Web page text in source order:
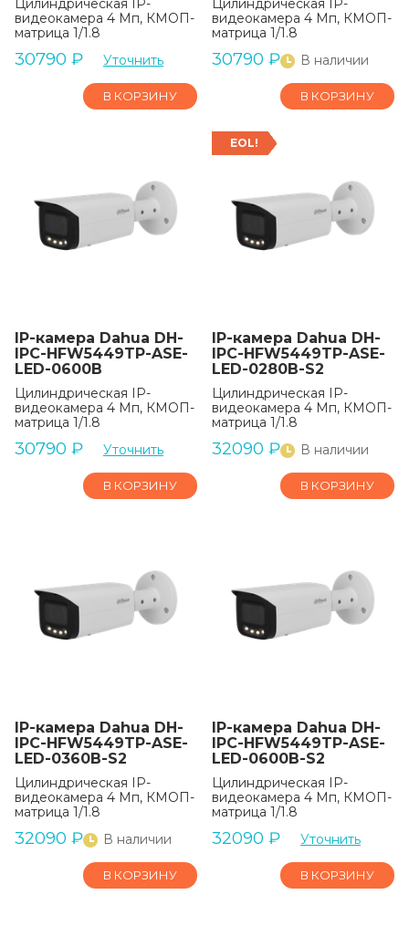
Цилиндрическая IP-
видеокамера 4 Мп, КМОП-
матрица 1/1.8
30790 ₽ Уточнить
В КОРЗИНУ
Цилиндрическая IP-
видеокамера 4 Мп, КМОП-
матрица 1/1.8
30790 ₽ В наличии
В КОРЗИНУ
IP-камера Dahua DH-
IPC-HFW5449TP-ASE-
LED-0600B
Цилиндрическая IP-
видеокамера 4 Мп, КМОП-
матрица 1/1.8
30790 ₽ Уточнить
В КОРЗИНУ
EOL!
IP-камера Dahua DH-
IPC-HFW5449TP-ASE-
LED-0280B-S2
Цилиндрическая IP-
видеокамера 4 Мп, КМОП-
матрица 1/1.8
32090 ₽ В наличии
В КОРЗИНУ
IP-камера Dahua DH-
IPC-HFW5449TP-ASE-
LED-0360B-S2
Цилиндрическая IP-
видеокамера 4 Мп, КМОП-
матрица 1/1.8
32090 ₽ В наличии
В КОРЗИНУ
IP-камера Dahua DH-
IPC-HFW5449TP-ASE-
LED-0600B-S2
Цилиндрическая IP-
видеокамера 4 Мп, КМОП-
матрица 1/1.8
32090 ₽ Уточнить
В КОРЗИНУ